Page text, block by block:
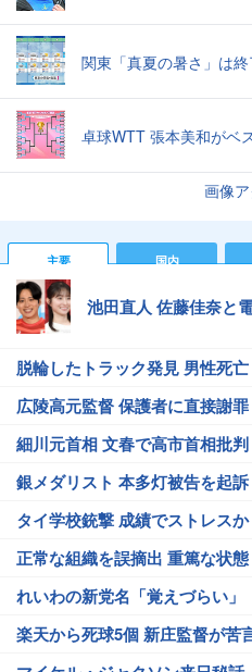
関東「真夏の暑さ」は
卓球WTT 張本美和がベ
画像
主要 国内
池田直人 佐藤佳奈と
脱輪したトラック発見 男性死亡
広陵高元監督 保護者に直接謝罪
細川元首相 文春で高市首相批判
銀メダリスト 本多灯被告を起訴
タイ学校銃撃 成績でストレスか
正常な組織を誤摘出 重篤な状態
れいわの新党名「覚えづらい」
楽天から死球5個 新庄監督が苦